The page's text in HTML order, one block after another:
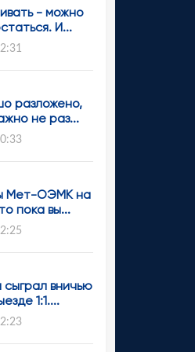
- можно
И...
разложено,
не раз...
Мет-ОЭМК на
пока вы...
вничью
1:1....